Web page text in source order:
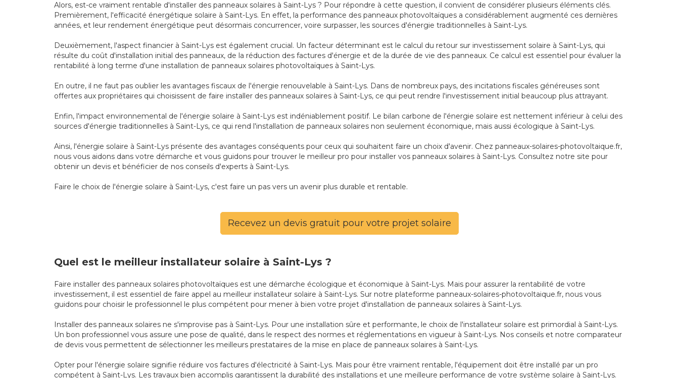
Alors, est-ce vraiment rentable d'installer des panneaux solaires à Saint-Lys ? Pour répondre à cette question, il convient de considérer plusieurs éléments clés.
Premièrement, l'efficacité énergétique solaire à Saint-Lys. En effet, la performance des panneaux photovoltaïques a considérablement augmenté ces dernières
années, et leur rendement énergétique peut désormais concurrencer, voire surpasser, les sources d'énergie traditionnelles à Saint-Lys.
Deuxièmement, l'aspect financier à Saint-Lys est également crucial. Un facteur déterminant est le calcul du retour sur investissement solaire à Saint-Lys, qui
résulte du coût d'installation initial des panneaux, de la réduction des factures d'énergie et de la durée de vie des panneaux. Ce calcul est essentiel pour évaluer la
rentabilité à long terme d'une installation de panneaux solaires photovoltaïques à Saint-Lys.
En outre, il ne faut pas oublier les avantages fiscaux de l'énergie renouvelable à Saint-Lys. Dans de nombreux pays, des incitations fiscales généreuses sont
offertes aux propriétaires qui choisissent de faire installer des panneaux solaires à Saint-Lys, ce qui peut rendre l'investissement initial beaucoup plus attrayant.
Enfin, l'impact environnemental de l'énergie solaire à Saint-Lys est indéniablement positif. Le bilan carbone de l'énergie solaire est nettement inférieur à celui des
sources d'énergie traditionnelles à Saint-Lys, ce qui rend l'installation de panneaux solaires non seulement économique, mais aussi écologique à Saint-Lys.
Ainsi, l'énergie solaire à Saint-Lys présente des avantages conséquents pour ceux qui souhaitent faire un choix d'avenir. Chez panneaux-solaires-photovoltaique.fr,
nous vous aidons dans votre démarche et vous guidons pour trouver le meilleur pro pour installer vos panneaux solaires à Saint-Lys. Consultez notre site pour
obtenir un devis et bénéficier de nos conseils d'experts à Saint-Lys.
Faire le choix de l'énergie solaire à Saint-Lys, c'est faire un pas vers un avenir plus durable et rentable.
Recevez un devis gratuit pour votre projet solaire
Quel est le meilleur installateur solaire à Saint-Lys ?
Faire installer des panneaux solaires photovoltaïques est une démarche écologique et économique à Saint-Lys. Mais pour assurer la rentabilité de votre
investissement, il est essentiel de faire appel au meilleur installateur solaire à Saint-Lys. Sur notre plateforme panneaux-solaires-photovoltaique.fr, nous vous
guidons pour choisir le professionnel le plus compétent pour mener à bien votre projet d'installation de panneaux solaires à Saint-Lys.
Installer des panneaux solaires ne s'improvise pas à Saint-Lys. Pour une installation sûre et performante, le choix de l'installateur solaire est primordial à Saint-Lys.
Un bon professionnel vous assure une pose de qualité, dans le respect des normes et réglementations en vigueur à Saint-Lys. Nos conseils et notre comparateur
de devis vous permettent de sélectionner les meilleurs prestataires de la mise en place de panneaux solaires à Saint-Lys.
Opter pour l'énergie solaire signifie réduire vos factures d'électricité à Saint-Lys. Mais pour être vraiment rentable, l'équipement doit être installé par un pro
compétent à Saint-Lys. Les travaux bien accomplis garantissent la durabilité des installations et une meilleure performance de votre système solaire à Saint-Lys.